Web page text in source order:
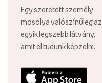
Egy szeretett személy
mosolya valószínűleg az
egyik legszebb látvány,
amit el tudunk képzelni.